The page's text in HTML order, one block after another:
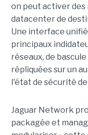
on peut activer des
datacenter de
Une interface
principaux
réseaux, de
répliquées sur un
l'état de sécurité
Jaguar Network
packagée et